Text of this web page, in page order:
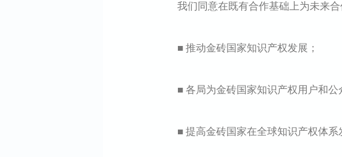
我们同意在既有合作基础上为未来合
■ 推动金砖国家知识产权发展；
■ 各局为金砖国家知识产权用户和公
■ 提高金砖国家在全球知识产权体系